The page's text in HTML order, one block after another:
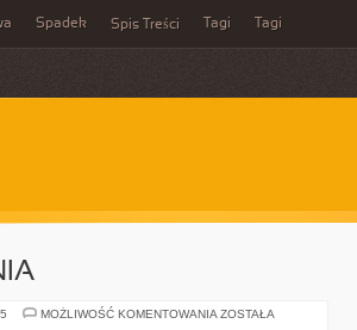
Spadek Spis Treści Tagi Tagi
MOŻLIWOŚĆ KOMENTOWANIA PORZĄDNE
ZOSTAŁA